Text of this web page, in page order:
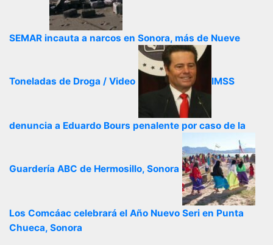
SEMAR incauta a narcos en Sonora, más de Nueve
Toneladas de Droga / Video IMSS
denuncia a Eduardo Bours penalente por caso de la
Guardería ABC de Hermosillo, Sonora
Los Comcáac celebrará el Año Nuevo Seri en Punta
Chueca, Sonora